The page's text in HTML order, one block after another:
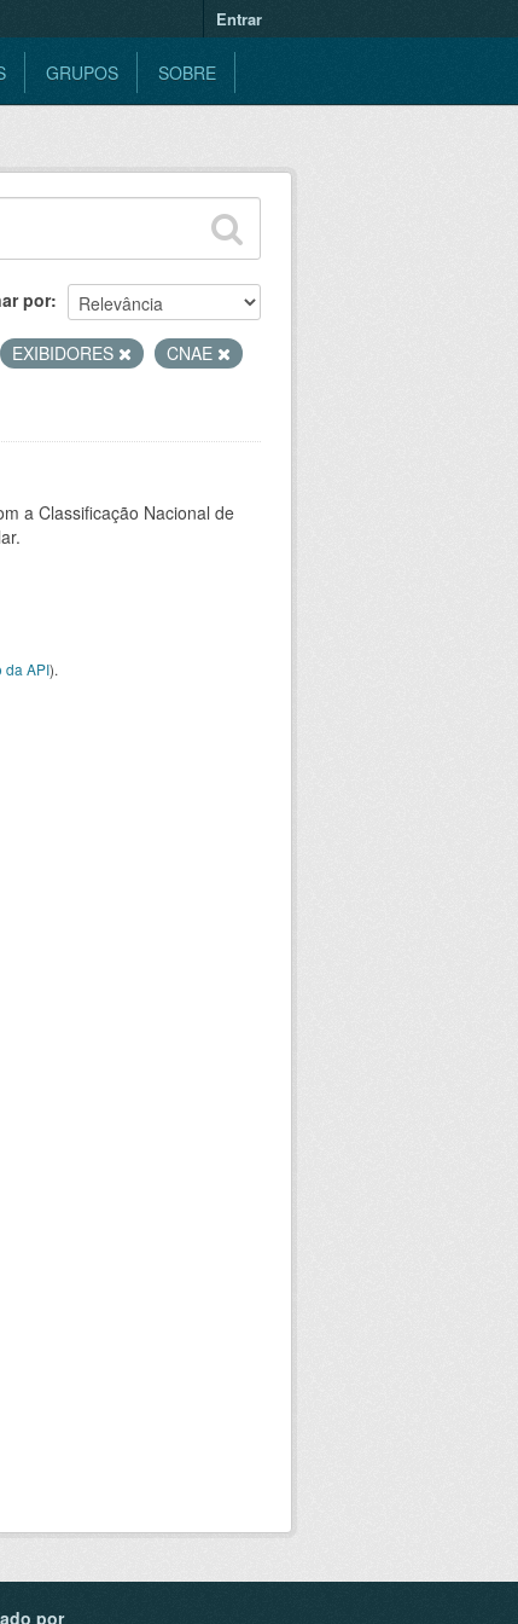
Entrar
GRUPOS SOBRE
por
EXIBIDORES
CNAE
a Classificação Nacional de
da API).
por